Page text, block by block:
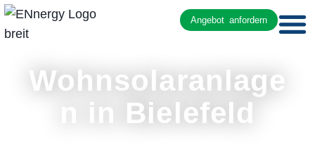
Angebot anfordern
Wohnsolaranlage
n in Bielefeld